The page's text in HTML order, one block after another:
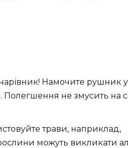
Намочите рушник у
Полегшення не змусить на
трави, наприклад,
можуть викликати